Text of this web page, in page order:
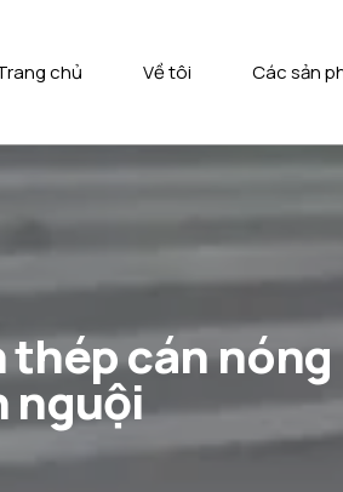
chủ Về tôi Các sản
thép cán nóng
nguội